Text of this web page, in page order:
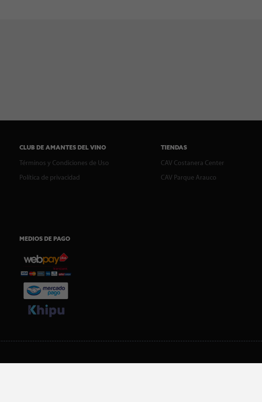
CLUB DE AMANTES DEL VINO
Términos y Condiciones de Uso
Política de privacidad
TIENDAS
CAV Costanera Center
CAV Parque Arauco
MEDIOS DE PAGO